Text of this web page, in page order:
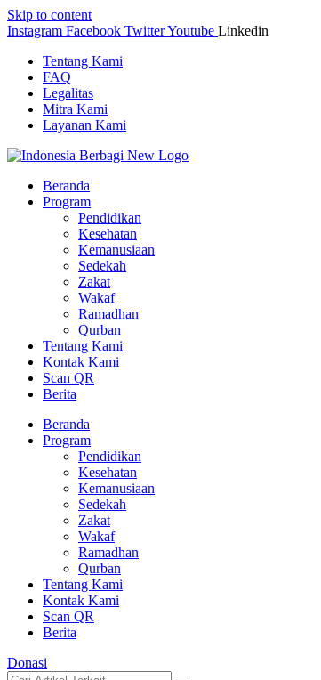
Skip to content
Instagram Facebook TwitterYoutube Linkedin
Tentang Kami
FAQ
Legalitas
Mitra Kami
Layanan Kami
Beranda
Program
Pendidikan
Kesehatan
Kemanusiaan
Sedekah
Zakat
Wakaf
Ramadhan
Qurban
Tentang Kami
Kontak Kami
Scan QR
Berita
Beranda
Program
Pendidikan
Kesehatan
Kemanusiaan
Sedekah
Zakat
Wakaf
Ramadhan
Qurban
Tentang Kami
Kontak Kami
Scan QR
Berita
Donasi